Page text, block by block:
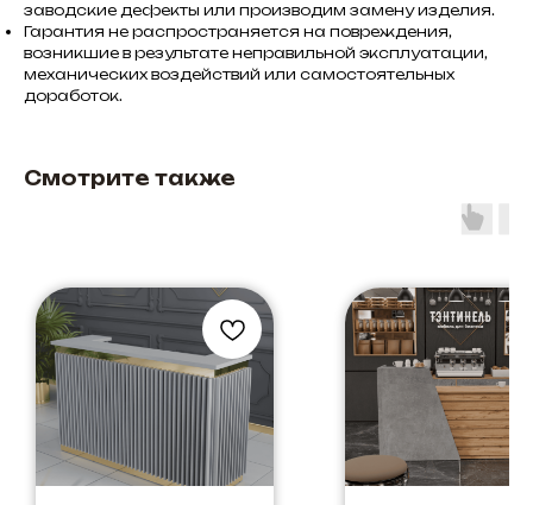
заводские дефекты или производим замену изделия.
Гарантия не распространяется на повреждения,
возникшие в результате неправильной эксплуатации,
механических воздействий или самостоятельных
доработок.
Смотрите также